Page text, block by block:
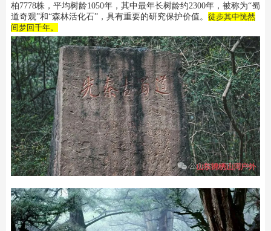
柏7778株，平均树龄1050年，其中最年长树龄约2300年，被称为“蜀
道奇观”和“森林活化石”，具有重要的研究保护价值。 徒步其中恍然
间梦回千年。